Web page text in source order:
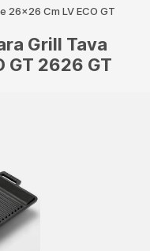
26x26 Cm LV ECO GT
Grill Tava
GT 2626 GT